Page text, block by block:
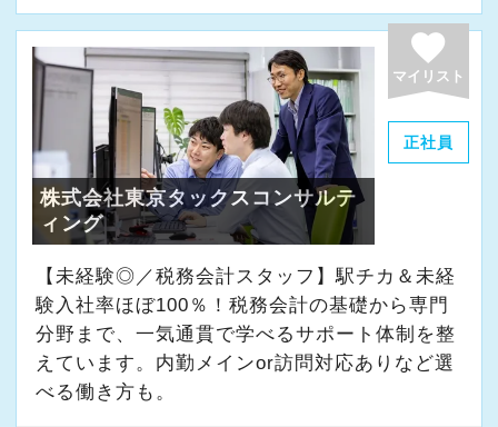
経験やスキルももちろん重要ですが、それ以上
に周囲への思いやりや感謝の気持ちを持ち、誠
実に仕事へ向き合える方と一緒に働きたいと考
えています。
・素直な姿勢で新しいことを学べる方
・周囲と協力しながら業務を進められる方
・お客様や仲間に対して誠実に対応できる方
・成長意欲を持ち、前向きにチャレンジできる
方
また、当事務所ではDX化や業務改善などにも積
favorite
マイリスト
正社員
株式会社東京タックスコンサルテ
ィング
【未経験◎／税務会計スタッフ】駅チカ＆未経
験入社率ほぼ100％！税務会計の基礎から専門
分野まで、一気通貫で学べるサポート体制を整
えています。内勤メインor訪問対応ありなど選
べる働き方も。